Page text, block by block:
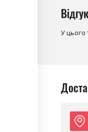
Стиль
Матеріал
У цього